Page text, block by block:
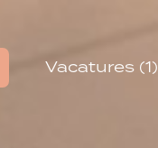
Vacatures (1)